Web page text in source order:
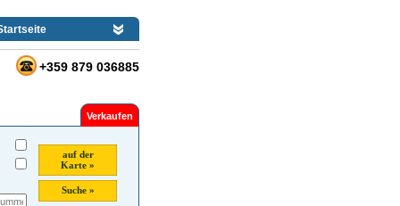
+359 879 036885
Verkaufen
auf der
Karte »
Suche »